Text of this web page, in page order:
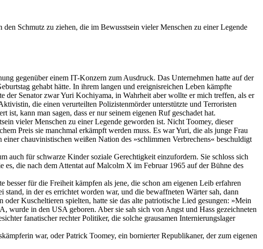
Schmutz zu ziehen, die im Bewusstsein vieler Menschen zu einer Legende
gegenüber einem IT-Konzern zum Ausdruck. Das Unternehmen hatte auf der
gehabt hätte. In ihrem langen und ereignisreichen Leben kämpfte
der Senator zwar Yuri Kochiyama, in Wahrheit aber wollte er mich treffen, als er
die einen verurteilten Polizistenmörder unterstützte und Terroristen
kann man sagen, dass er nur seinem eigenen Ruf geschadet hat.
vieler Menschen zu einer Legende geworden ist. Nicht Toomey, dieser
Preis sie manchmal erkämpft werden muss. Es war Yuri, die als junge Frau
chauvinistischen weißen Nation des »schlimmen Verbrechens« beschuldigt
für schwarze Kinder soziale Gerechtigkeit einzufordern. Sie schloss sich
die nach dem Attentat auf Malcolm X im Februar 1965 auf der Bühne des
für die Freiheit kämpfen als jene, die schon am eigenen Leib erfahren
stand, in der es errichtet worden war, und die bewaffneten Wärter sah, dann
Kuscheltieren spielten, hatte sie das alte patriotische Lied gesungen: »Mein
in den USA geboren. Aber sie sah sich von Angst und Hass gezeichneten
fanatischer rechter Politiker, die solche grausamen Internierungslager
war, oder Patrick Toomey, ein bornierter Republikaner, der zum eigenen